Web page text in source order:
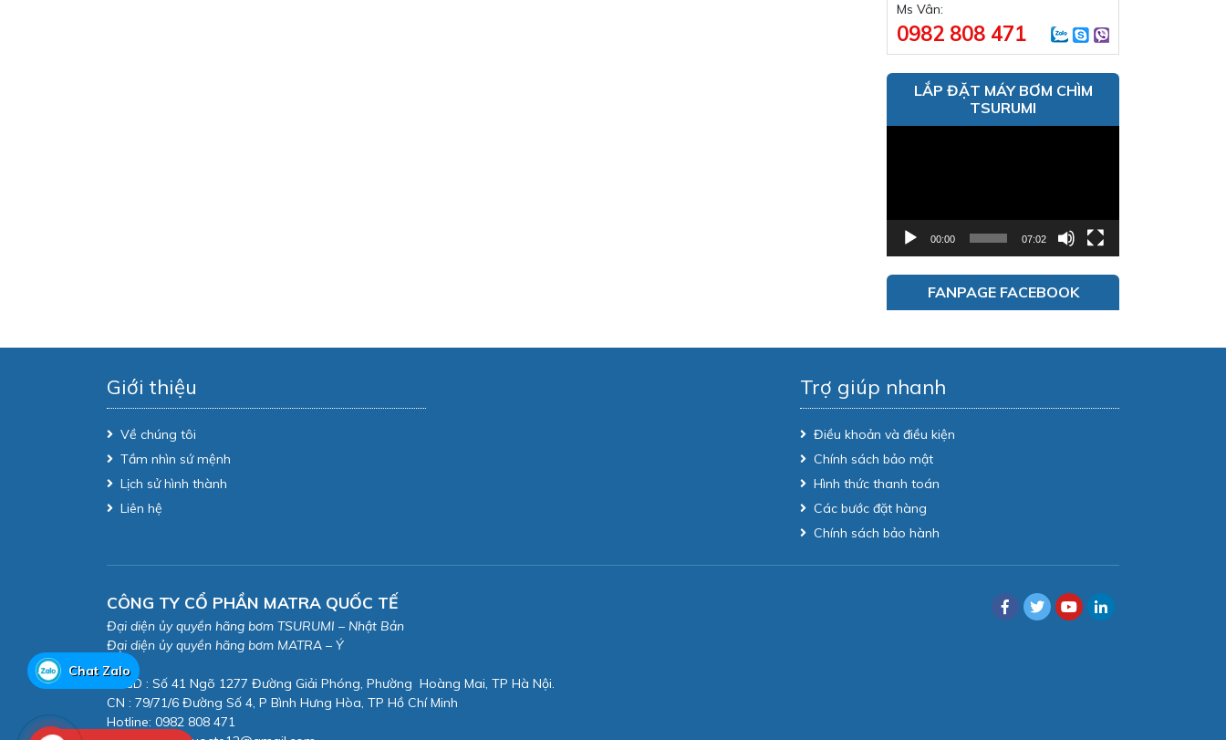
Ms Vân:
0982 808 471
LẮP ĐẶT MÁY BƠM CHÌM
TSURUMI
00:00 07:02
FANPAGE FACEBOOK
Giới thiệu
Về chúng tôi
Tầm nhìn sứ mệnh
Lịch sử hình thành
Liên hệ
Trợ giúp nhanh
Điều khoản và điều kiện
Chính sách bảo mật
Hình thức thanh toán
Các bước đặt hàng
Chính sách bảo hành
CÔNG TY CỔ PHẦN MATRA QUỐC TẾ
Đại diện ủy quyền hãng bơm TSURUMI – Nhật Bản
Đại diện ủy quyền hãng bơm MATRA – Ý
VPGD : Số 41 Ngõ 1277 Đường Giải Phóng, Phường Hoàng Mai, TP Hà Nội.
CN : 79/71/6 Đường Số 4, P Bình Hưng Hòa, TP Hồ Chí Minh
Hotline: 0982 808 471
Chat Zalo